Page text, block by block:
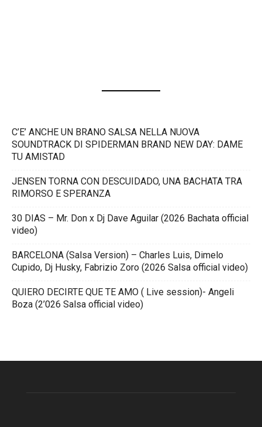
C’E’ ANCHE UN BRANO SALSA NELLA NUOVA
SOUNDTRACK DI SPIDERMAN BRAND NEW DAY: DAME
TU AMISTAD
JENSEN TORNA CON DESCUIDADO, UNA BACHATA TRA
RIMORSO E SPERANZA
30 DIAS – Mr. Don x Dj Dave Aguilar (2026 Bachata official
video)
BARCELONA (Salsa Version) – Charles Luis, Dimelo
Cupido, Dj Husky, Fabrizio Zoro (2026 Salsa official video)
QUIERO DECIRTE QUE TE AMO ( Live session)- Angeli
Boza (2’026 Salsa official video)